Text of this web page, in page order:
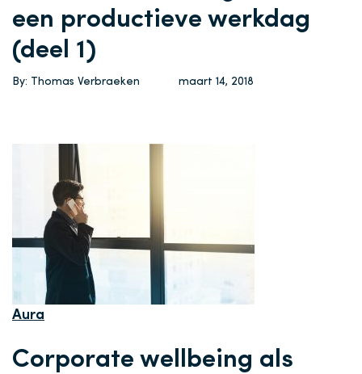
een productieve werkdag
(deel 1)
By: Thomas Verbraeken maart 14, 2018
Aura
Corporate wellbeing als